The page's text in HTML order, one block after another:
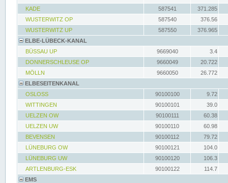
KADE
587541
371.285
WUSTERWITZ OP
587540
376.56
WUSTERWITZ UP
587550
376.965
ELBE-LÜBECK-KANAL
BÜSSAU UP
9669040
3.4
DONNERSCHLEUSE OP
9660049
20.722
MÖLLN
9660050
26.772
ELBESEITENKANAL
OSLOSS
90100100
9.72
WITTINGEN
90100101
39.0
UELZEN OW
90100111
60.38
UELZEN UW
90100110
60.98
BEVENSEN
90100112
79.72
LÜNEBURG OW
90100121
104.0
LÜNEBURG UW
90100120
106.3
ARTLENBURG-ESK
90100122
114.7
EMS